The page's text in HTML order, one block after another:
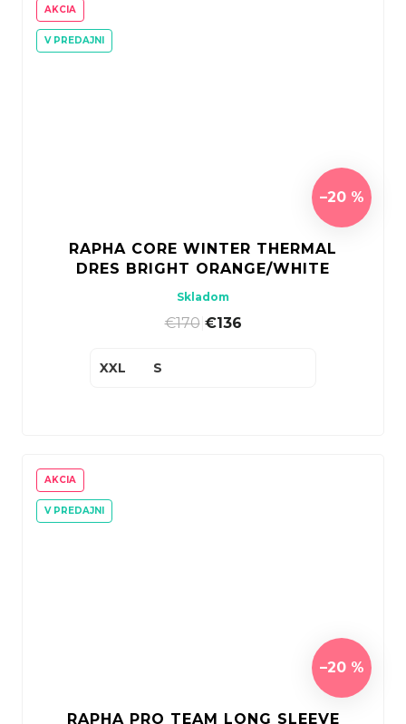
AKCIA
V PREDAJNI
–20 %
RAPHA CORE WINTER THERMAL
DRES BRIGHT ORANGE/WHITE
Skladom
€170| €136
XXL S
AKCIA
V PREDAJNI
–20 %
RAPHA PRO TEAM LONG SLEEVE